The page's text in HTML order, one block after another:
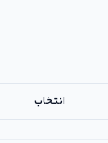
انتخاب